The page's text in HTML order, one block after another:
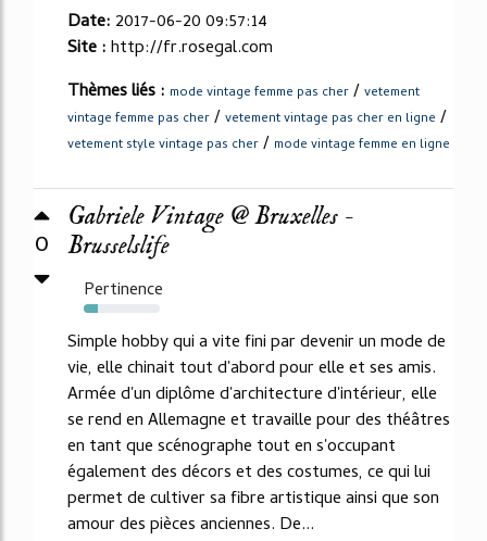
Date: 2017-06-20 09:57:14
Site :http://fr.rosegal.com
Thèmes liés : mode vintage femme pas cher / vetement
vintage femme pas cher / vetement vintage pas cher en ligne /
vetement style vintage pas cher / mode vintage femme en ligne
0
Gabriele Vintage @ Bruxelles -
Brusselslife
Pertinence
18%
Simple hobby qui a vite fini par devenir un mode de
vie, elle chinait tout d'abord pour elle et ses amis.
Armée d'un diplôme d'architecture d'intérieur, elle
se rend en Allemagne et travaille pour des théâtres
en tant que scénographe tout en s'occupant
également des décors et des costumes, ce qui lui
permet de cultiver sa fibre artistique ainsi que son
amour des pièces anciennes. De...